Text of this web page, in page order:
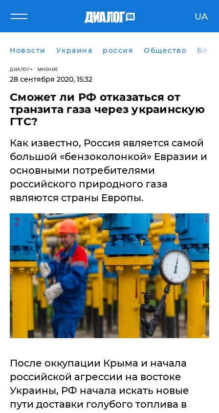
UA
Новости Украина россия Общество
ДИАЛОГ МНЕНИЕ
28 сентября 2020, 15:32
Сможет ли РФ отказаться от
транзита газа через украинскую
ГТС?
Как известно, Россия является самой
большой «бензоколонкой» Евразии и
основными потребителями
российского природного газа
являются страны Европы.
После оккупации Крыма и начала
российской агрессии на востоке
Украины, РФ начала искать новые
пути доставки голубого топлива в